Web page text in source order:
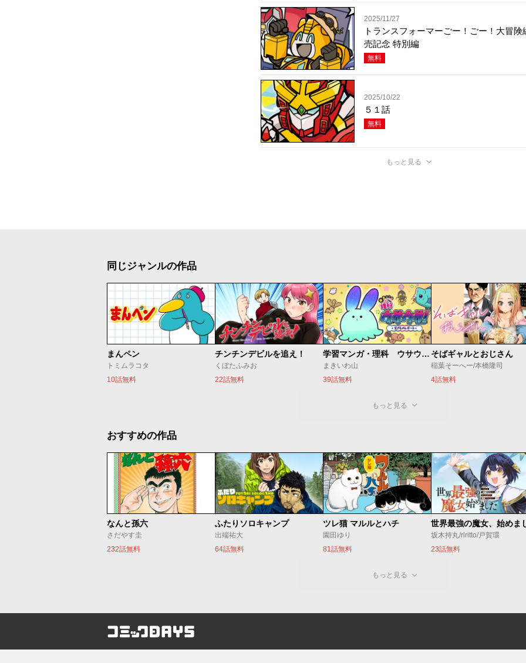
2025/11/27
トランスフォーマーごー！ごー！大冒険
売記念 特別編
無料
2025/10/22
５１話
無料
もっと見る
同じジャンルの作品
まんペン
トミムラコタ
10話無料
チンチンデビルを追え！
くぼたふみお
22話無料
学習マンガ・理科 ウサウサ！
まきいわ山
39話無料
そばギャルとおじさん
稲葉そーへー/本橋隆司
4話無料
もっと見る
おすすめの作品
なんと孫六
さだやす圭
232話無料
ふたりソロキャンプ
出端祐大
64話無料
ツレ猫 マルルとハチ
園田ゆり
81話無料
坂木持丸/riritto/戸賀環
23話無料
もっと見る
コミックDAYS